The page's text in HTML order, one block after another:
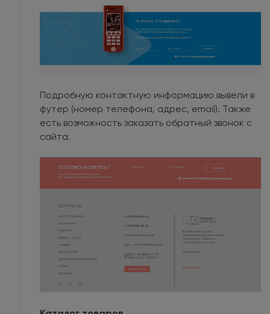
Подробную контактную информацию вывели в
футер (номер телефона, адрес, email). Также
есть возможность заказать обратный звонок с
сайта.